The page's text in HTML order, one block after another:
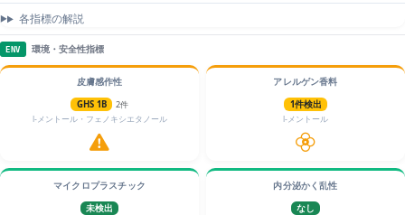
各指標の解説
ENV 環境・安全性指標
皮膚感作性
GHS 1B
2件
l-メントール・フェノキシエタノール
アレルゲン香料
1件検出
l-メントール
マイクロプラスチック
未検出
内分泌かく乱性
なし